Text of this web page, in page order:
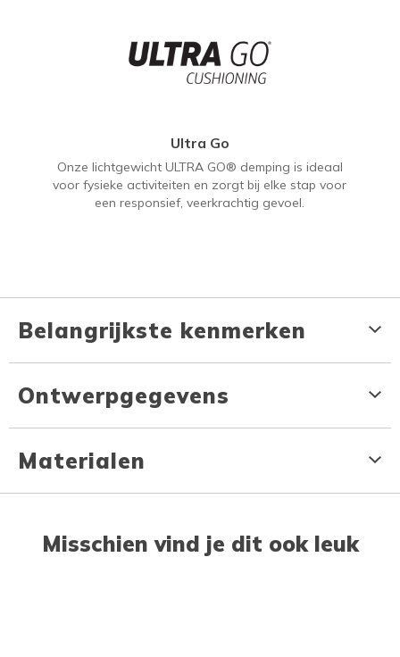
Ultra Go
Onze lichtgewicht ULTRA GO® demping is ideaal
voor fysieke activiteiten en zorgt bij elke stap voor
een responsief, veerkrachtig gevoel.
Belangrijkste kenmerken
Ontwerpgegevens
Materialen
Misschien vind je dit ook leuk